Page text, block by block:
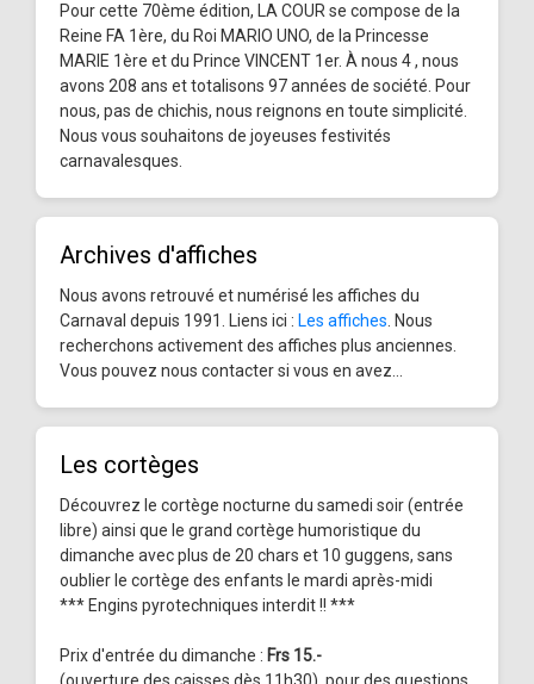
Pour cette 70ème édition, LA COUR se compose de la
Reine FA 1ère, du Roi MARIO UNO, de la Princesse
MARIE 1ère et du Prince VINCENT 1er. À nous 4 , nous
avons 208 ans et totalisons 97 années de société. Pour
nous, pas de chichis, nous reignons en toute simplicité.
Nous vous souhaitons de joyeuses festivités
carnavalesques.
Archives d'affiches
Nous avons retrouvé et numérisé les affiches du
Carnaval depuis 1991. Liens ici : Les affiches . Nous
recherchons activement des affiches plus anciennes.
Vous pouvez nous contacter si vous en avez...
Les cortèges
Découvrez le cortège nocturne du samedi soir (entrée
libre) ainsi que le grand cortège humoristique du
dimanche avec plus de 20 chars et 10 guggens, sans
oublier le cortège des enfants le mardi après-midi
*** Engins pyrotechniques interdit !! ***
Prix d'entrée du dimanche : Frs 15.-